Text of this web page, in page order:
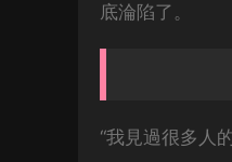
底淪陷了。
“我見過很多人